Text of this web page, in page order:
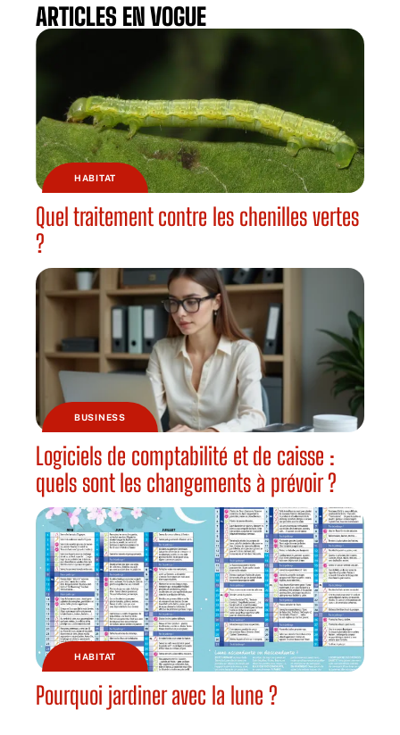
ARTICLES EN VOGUE
HABITAT
Quel traitement contre les chenilles vertes
?
BUSINESS
Logiciels de comptabilité et de caisse :
quels sont les changements à prévoir ?
HABITAT
Pourquoi jardiner avec la lune ?